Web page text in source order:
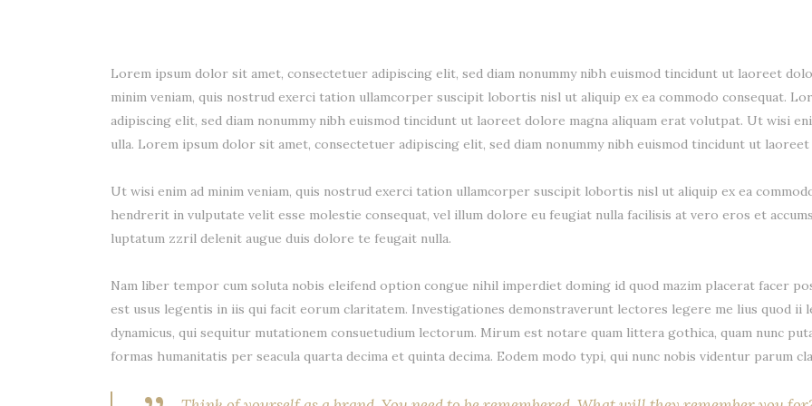
Lorem ipsum dolor sit amet, consectetuer adipiscing elit, sed diam nonummy nibh euismod tincidunt ut laoreet
minim veniam, quis nostrud exerci tation ullamcorper suscipit lobortis nisl ut aliquip ex ea commodo consequat.
adipiscing elit, sed diam nonummy nibh euismod tincidunt ut laoreet dolore magna aliquam erat volutpat. Ut wisi
ulla. Lorem ipsum dolor sit amet, consectetuer adipiscing elit, sed diam nonummy nibh euismod tincidunt ut
Ut wisi enim ad minim veniam, quis nostrud exerci tation ullamcorper suscipit lobortis nisl ut aliquip ex ea
hendrerit in vulputate velit esse molestie consequat, vel illum dolore eu feugiat nulla facilisis at vero eros et
luptatum zzril delenit augue duis dolore te feugait nulla.
Nam liber tempor cum soluta nobis eleifend option congue nihil imperdiet doming id quod mazim placerat facer
est usus legentis in iis qui facit eorum claritatem. Investigationes demonstraverunt lectores legere me lius quod ii
dynamicus, qui sequitur mutationem consuetudium lectorum. Mirum est notare quam littera gothica, quam nunc
formas humanitatis per seacula quarta decima et quinta decima. Eodem modo typi, qui nunc nobis videntur parum